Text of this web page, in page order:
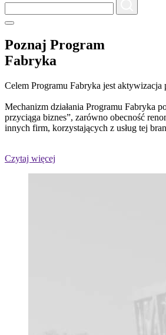
Poznaj Program
Fabryka
Celem Programu Fabryka jest aktywizacja
Mechanizm działania Programu Fabryka
przyciąga biznes”, zarówno obecność
innych firm, korzystających z usług tej
Czytaj więcej